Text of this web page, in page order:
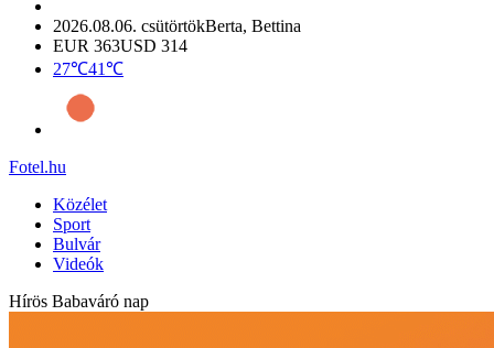
2026.08.06. csütörtökBerta, Bettina
EUR 363USD 314
27℃41℃
Fotel.hu
Közélet
Sport
Bulvár
Videók
Hírös Babaváró nap